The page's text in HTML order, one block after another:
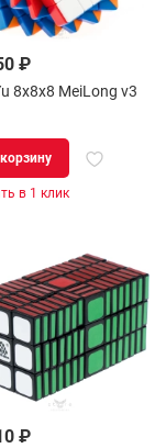
₽
8x8x8 MeiLong v3
в 1 клик
₽